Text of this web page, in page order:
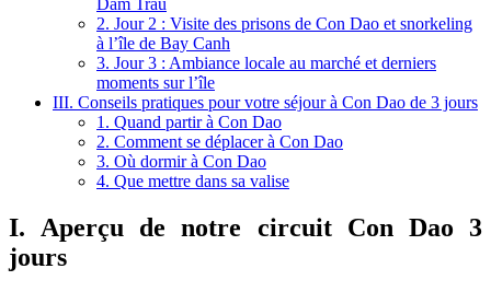
2. Jour 2 : Visite des prisons de Con Dao et snorkeling
à l’île de Bay Canh
3. Jour 3 : Ambiance locale au marché et derniers
moments sur l’île
III. Conseils pratiques pour votre séjour à Con Dao de 3 jours
1. Quand partir à Con Dao
2. Comment se déplacer à Con Dao
3. Où dormir à Con Dao
4. Que mettre dans sa valise
I. Aperçu de notre circuit Con Dao 3
jours